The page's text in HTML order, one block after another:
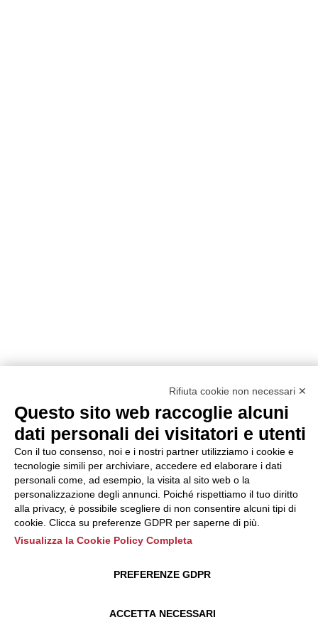
Rifiuta cookie non necessari ✕
Questo sito web raccoglie alcuni
dati personali dei visitatori e utenti
Con il tuo consenso, noi e i nostri partner utilizziamo i cookie e
tecnologie simili per archiviare, accedere ed elaborare i dati
personali come, ad esempio, la visita al sito web o la
personalizzazione degli annunci. Poiché rispettiamo il tuo diritto
alla privacy, è possibile scegliere di non consentire alcuni tipi di
cookie. Clicca su preferenze GDPR per saperne di più.
Visualizza la Cookie Policy Completa
ACCETTA NECESSARI
PREFERENZE GDPR